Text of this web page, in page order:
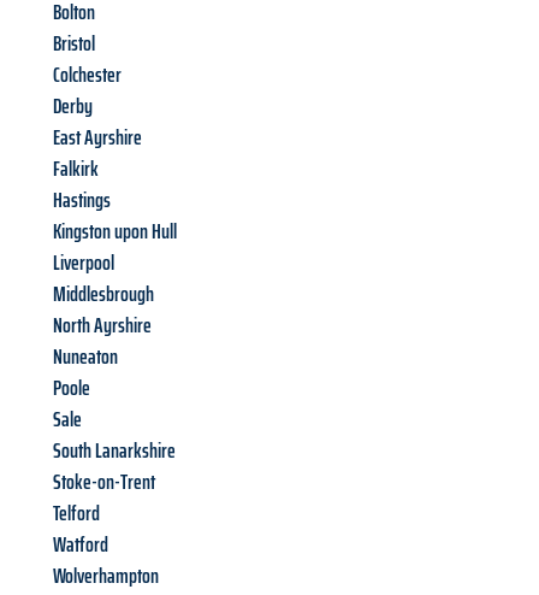
Bolton
Bristol
Colchester
Derby
East Ayrshire
Falkirk
Hastings
Kingston upon Hull
Liverpool
Middlesbrough
North Ayrshire
Nuneaton
Poole
Sale
South Lanarkshire
Stoke-on-Trent
Telford
Watford
Wolverhampton